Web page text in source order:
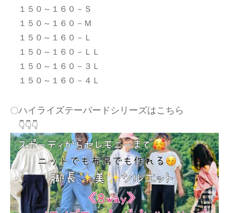
１５０～１６０－Ｓ
１５０～１６０－Ｍ
１５０～１６０－Ｌ
１５０～１６０－ＬＬ
１５０～１６０－３Ｌ
１５０～１６０－４Ｌ
〇ハイライズテーパードシリーズはこちら
👇👇👇